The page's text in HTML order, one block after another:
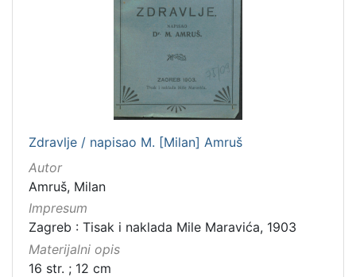
Zdravlje / napisao M. [Milan] Amruš
Autor
Amruš, Milan
Impresum
Zagreb : Tisak i naklada Mile Maravića, 1903
Materijalni opis
16 str. ; 12 cm